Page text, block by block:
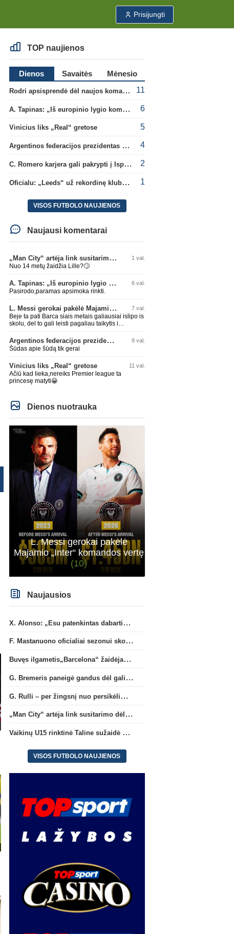
Prisijungti
Anglijos Premier League
„Man City“ artėja link
susitarimo dėl marokiečio A.
Bouaddi persikėlimo (1)
Vaikinų U15 rinktinė
TOP naujienos
Dienos Savaitės
Mėnesio
Rodri apsisprendė dėl naujos komandos
11
A. Tapinas: „Iš europinio lygio komandos gavom gerų pamokų“ 6
Vinicius liks „Real“ gretose 5
Argentinos federacijos prezidentas C. Tapia negailėjo pagyrų G. Infantino 4
C. Romero karjera gali pakrypti į Ispaniją 2
Oficialu: „Leeds“ už rekordinę klubui sumą įsigijo Anglijos rinktinės vartininką 1
VISOS FUTBOLO NAUJIENOS
Naujausi komentarai
„Man City“ artėja link susitarimo dėl marokiečio A. Bouaddi persikėlimo 1 val.
Nuo 14 metų žaidžia Lille?🙄
A. Tapinas: „Iš europinio lygio komandos gavom gerų pamokų“ 6 val.
Pasirodo,paramas apsimoka rinkti.
L. Messi gerokai pakėlė Majamio „Inter“ komandos vertę 7 val.
Beje ta pati Barca siais metais galiausiai islipo is
skolu, del to gali leisti pagaliau taikytis i
visa Julian Alvarez saga.
Argentinos federacijos prezidentas C. Tapia negailėjo pagyrų G. Infantino 9 val.
Šūdas apie šūdą tik gerai
Vinicius liks „Real“ gretose 11 val.
Ačiū kad lieka,nereiks Premier league ta
princesę matyti😀
Dienos nuotrauka
L. Messi gerokai pakėlė
Majamio „Inter“ komandos vertę
(10)
Naujausios
X. Alonso: „Esu patenkintas dabartiniais „Chelsea“ ekipos vartininkais“
F. Mastanuono oficialiai sezonui skolinamas „Fiorentina“ ekipai
Buvęs ilgametis„Barcelona“ žaidėjas S. Roberto artėja link persikėlimo į MLS
G. Bremeris paneigė gandus dėl galimo išvykimo iš „Juventus“ klubo
G. Rulli – per žingsnį nuo persikėlimo į „Manchester City“ klubą
„Man City“ artėja link susitarimo dėl marokiečio A. Bouaddi persikėlimo
Vaikinų U15 rinktinė Taline sužaidė pirmąsias kontrolines rungtynes
VISOS FUTBOLO NAUJIENOS